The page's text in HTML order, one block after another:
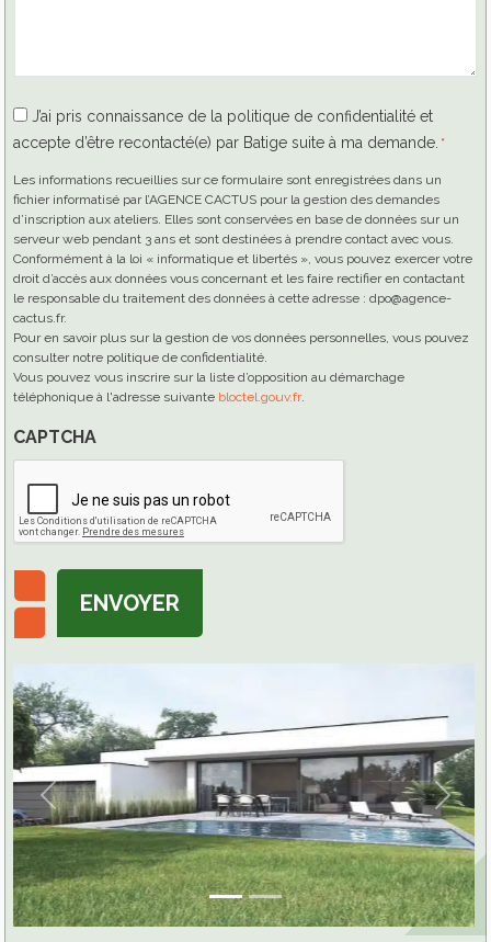
RGPD
*
J’ai pris connaissance de la politique de confidentialité et
accepte d’être recontacté(e) par Batige suite à ma demande. *
Les informations recueillies sur ce formulaire sont enregistrées dans un
fichier informatisé par l’AGENCE CACTUS pour la gestion des demandes
d’inscription aux ateliers. Elles sont conservées en base de données sur un
serveur web pendant 3 ans et sont destinées à prendre contact avec vous.
Conformément à la loi « informatique et libertés », vous pouvez exercer votre
droit d’accès aux données vous concernant et les faire rectifier en contactant
le responsable du traitement des données à cette adresse : dpo@agence-
cactus.fr.
Pour en savoir plus sur la gestion de vos données personnelles, vous pouvez
consulter notre politique de confidentialité.
Vous pouvez vous inscrire sur la liste d’opposition au démarchage
téléphonique à l'adresse suivante bloctel.gouv.fr.
CAPTCHA
ENVOYER
Previous Next